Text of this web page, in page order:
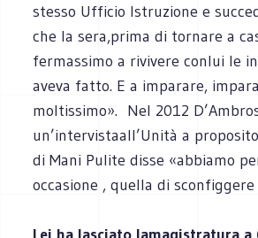
stesso Ufficio Istruzione e
che la sera,prima di tornare a
fermassimo a rivivere conlui le
aveva fatto. E a imparare,
moltissimo». Nel 2012
un’intervistaall’Unità a
di Mani Pulite disse «abbiamo
occasione , quella di